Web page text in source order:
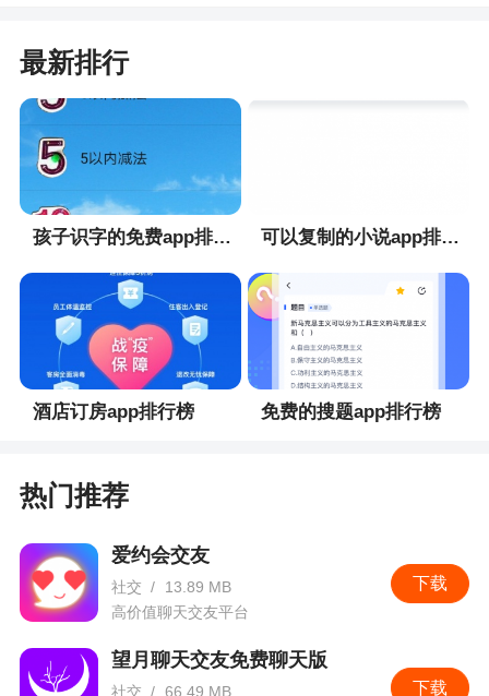
1.入会转会、认证更新版本升级；
2.优化部分功能；
3.修复已知问题。
最新排行
孩子识字的免费app排行榜 可以复制的小说app排行榜
酒店订房app排行榜 免费的搜题app排行榜
热门推荐
下载
爱约会交友
社交 /
13.89 MB
高价值聊天交友平台
下载
望月聊天交友免费聊天版
社交 / 66.49 MB